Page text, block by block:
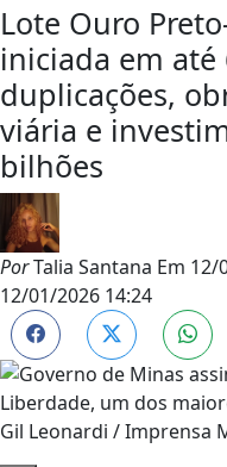
Lote Ouro
iniciada em até
duplicações,
viária e
bilhões
PorTalia Santana Em 12/
12/01/2026 14:24
Gil Leonardi / Imprensa